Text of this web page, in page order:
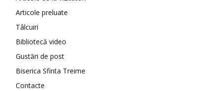
Articole preluate
Tâlcuiri
Bibliotecă video
Gustări de post
Biserica Sfinta Treime
Contacte